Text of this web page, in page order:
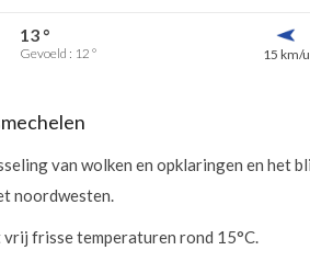
13 °
Gevoeld : 12 ° 15 km/u
van wolken en opklaringen en het
noordwesten.
vrij frisse temperaturen rond 15°C.